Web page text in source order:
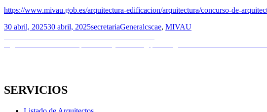
https://www.mivau.gob.es/arquitectura-edificacion/arquitectura/concurso-de-
Publicado
30 abril, 202530 abril, 2025Autor
secretariaCategorías
GeneralEtiquetas
cscae, MIVAU
Navegación
de
SERVICIOS